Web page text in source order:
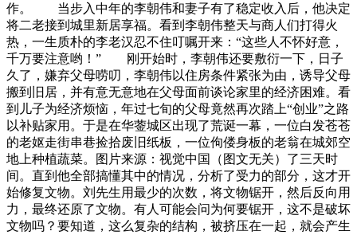
作。 当步入中年的李朝伟和妻子有了稳定收入后，他决定
将二老接到城里新居享福。看到李朝伟整天与商人们打得火
热，一生质朴的李老汉忍不住叮嘱开来：“这些人不怀好意，
千万要注意哟！” 刚开始时，李朝伟还要敷衍一下，日子
久了，嫌弃父母唠叨，李朝伟以住房条件紧张为由，诱导父母
搬到旧居，并有意无意地在父母面前谈论家里的经济困难。看
到儿子为经济烦恼，年过七旬的父母竟然再次踏上“创业”之路
以补贴家用。于是在华蓥城区出现了荒诞一幕，一位白发苍苍
的老妪走街串巷捡拾废旧纸板，一位佝偻身板的老翁在城郊空
地上种植蔬菜。图片来源：视觉中国（图文无关）了三天时
间。直到他全部搞懂其中的情况，分析了受力的部分，这才开
始修复文物。刘先生用最少的次数，将文物锯开，然后反向用
力，最终还原了文物。有人可能会问为何要锯开，这不是破坏
文物吗？要知道，这么复杂的结构，被挤压在一起，就会产生